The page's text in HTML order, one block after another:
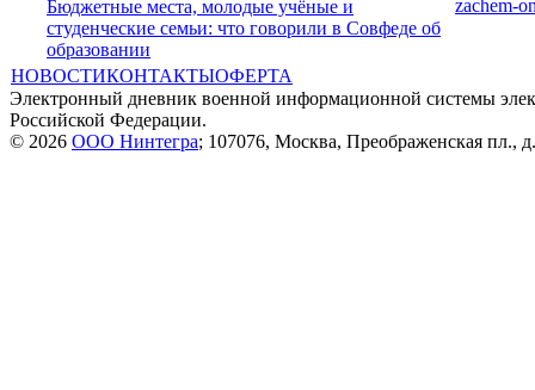
Бюджетные места, молодые учёные и
студенческие семьи: что говорили в Совфеде об
образовании
zachem-
НОВОСТИКОНТАКТЫОФЕРТА
Электронный дневник военной информационной системы
Российской Федерации.
© 2026 ООО Нинтегра; 107076, Москва, Преображенская пл.,